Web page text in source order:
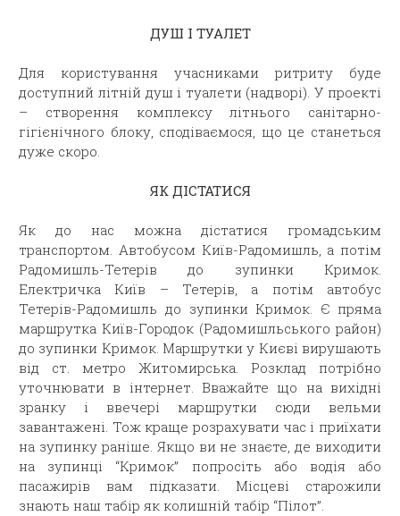
ДУШ І ТУАЛЕТ
Для користування учасниками ритриту буде
доступний літній душ і туалети (надворі). У проекті
– створення комплексу літнього санітарно-
гігієнічного блоку, сподіваємося, що це станеться
дуже скоро.
ЯК ДІСТАТИСЯ
Як до нас можна дістатися громадським
транспортом. Автобусом Київ-Радомишль, а потім
Радомишль-Тетерів до зупинки Кримок.
Електричка Київ – Тетерів, а потім автобус
Тетерів-Радомишль до зупинки Кримок. Є пряма
маршрутка Київ-Городок (Радомишльського район)
до зупинки Кримок. Маршрутки у Києві вирушають
від ст. метро Житомирська. Розклад потрібно
уточнювати в інтернет. Вважайте що на вихідні
зранку і ввечері маршрутки сюди вельми
завантажені. Тож краще розрахувати час і приїхати
на зупинку раніше. Якщо ви не знаєте, де виходити
на зупинці “Кримок” попросіть або водія або
пасажирів вам підказати. Місцеві старожили
знають наш табір як колишній табір “Пілот”.